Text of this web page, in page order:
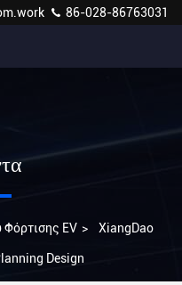
86-028-86763031
EV > XiangDao
Design